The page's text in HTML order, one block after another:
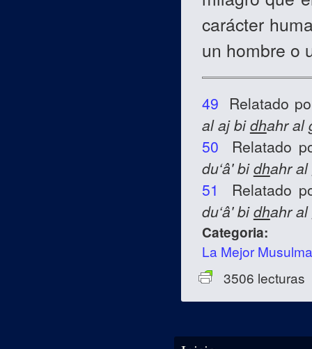
carácter
un hombre o
49 Relatado
al aj bidhahr al
50 Relatado
du‘â' bidhahr
51
Relatado
du‘â' bidhahr
Categoria:
La Mejor
3506 lecturas
Se encuentra usted aquí